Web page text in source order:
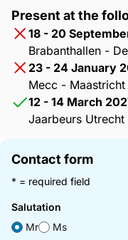
Present at the
18 - 20
Brabanthallen -
23 - 24 January
Mecc - Maastricht
12 - 14 March
Jaarbeurs
Contact form
* = required field
Salutation
Mr
Ms